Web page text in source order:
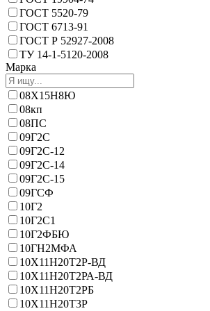
ГОСТ 5520-79
ГОСТ 6713-91
ГОСТ Р 52927-2008
ТУ 14-1-5120-2008
Марка
08Х15Н8Ю
08кп
08ПС
09Г2С
09Г2С-12
09Г2С-14
09Г2С-15
09ГСФ
10Г2
10Г2С1
10Г2ФБЮ
10ГН2МФА
10Х11Н20Т2Р-ВД
10Х11Н20Т2РА-ВД
10Х11Н20Т2РБ
10Х11Н20Т3Р